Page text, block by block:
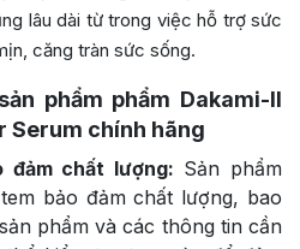
lâu dài từ trong việc hỗ trợ sức
căng tràn sức sống.
phẩm phẩm Dakami-II
Serum chính hãng
đảm chất lượng: Sản phẩm
bảo đảm chất lượng, bao
phẩm và các thông tin cần